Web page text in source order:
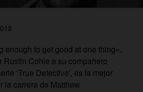
enough to get good at one thing».
Rustin Cohle a su compañero
‘True Detective’, es la mejor
la carrera de Matthew